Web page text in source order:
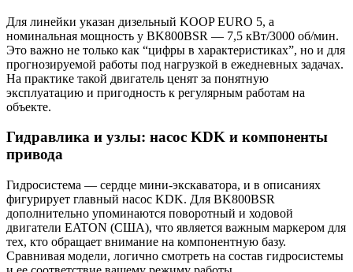
Для линейки указан дизельный KOOP EURO 5, а
номинальная мощность у BK800BSR — 7,5 кВт/3000 об/мин.
Это важно не только как “цифры в характеристиках”, но и для
прогнозируемой работы под нагрузкой в ежедневных задачах.
На практике такой двигатель ценят за понятную
эксплуатацию и пригодность к регулярным работам на
объекте.
Гидравлика и узлы: насос KDK и компоненты
привода
Гидросистема — сердце мини-экскаватора, и в описаниях
фигурирует главный насос KDK. Для BK800BSR
дополнительно упоминаются поворотный и ходовой
двигатели EATON (США), что является важным маркером для
тех, кто обращает внимание на компонентную базу.
Сравнивая модели, логично смотреть на состав гидросистемы